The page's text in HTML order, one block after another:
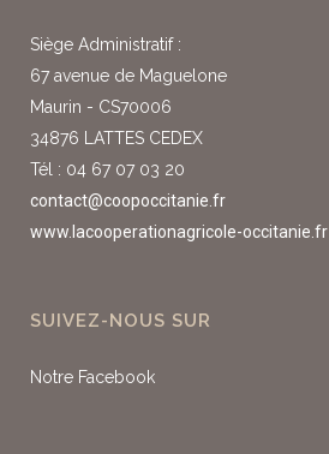
Siège Administratif :
67 avenue de Maguelone
Maurin - CS70006
34876 LATTES CEDEX
Tél : 04 67 07 03 20
contact@coopoccitanie.fr
www.lacooperationagricole-occitanie.fr
SUIVEZ-NOUS SUR
Notre Facebook